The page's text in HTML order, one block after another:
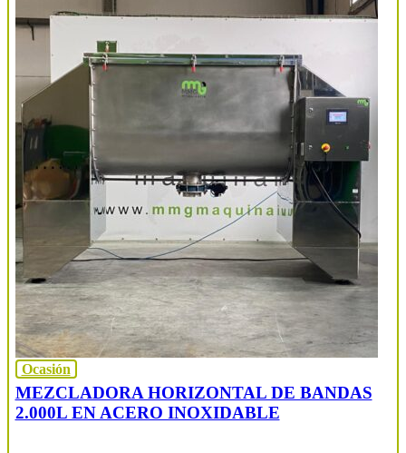
Ocasión
MEZCLADORA HORIZONTAL DE BANDAS
2.000L EN ACERO INOXIDABLE